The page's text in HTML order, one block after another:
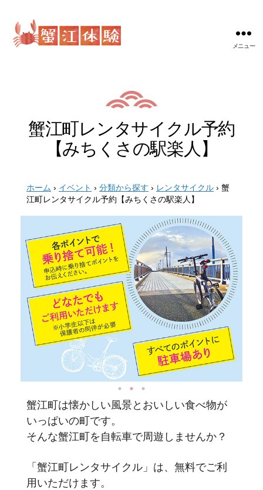
メニュー
蟹江町レンタサイクル予約
【みちくさの駅楽人】
ホーム › イベント › 分類から探す › レンタサイクル › 蟹
江町レンタサイクル予約【みちくさの駅楽人】
蟹江町は懐かしい風景とおいしい食べ物が
いっぱいの町です。
そんな蟹江町を自転車で周遊しませんか？
「蟹江町レンタサイクル」は、無料でご利
用いただけます。